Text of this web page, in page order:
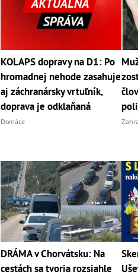
KOLAPS dopravy na D1: Po
hromadnej nehode zasahuje
aj záchranársky vrtuľník,
doprava je odklaňaná
Domáce
DRÁMA v Chorvátsku: Na
cestách sa tvoria rozsiahle